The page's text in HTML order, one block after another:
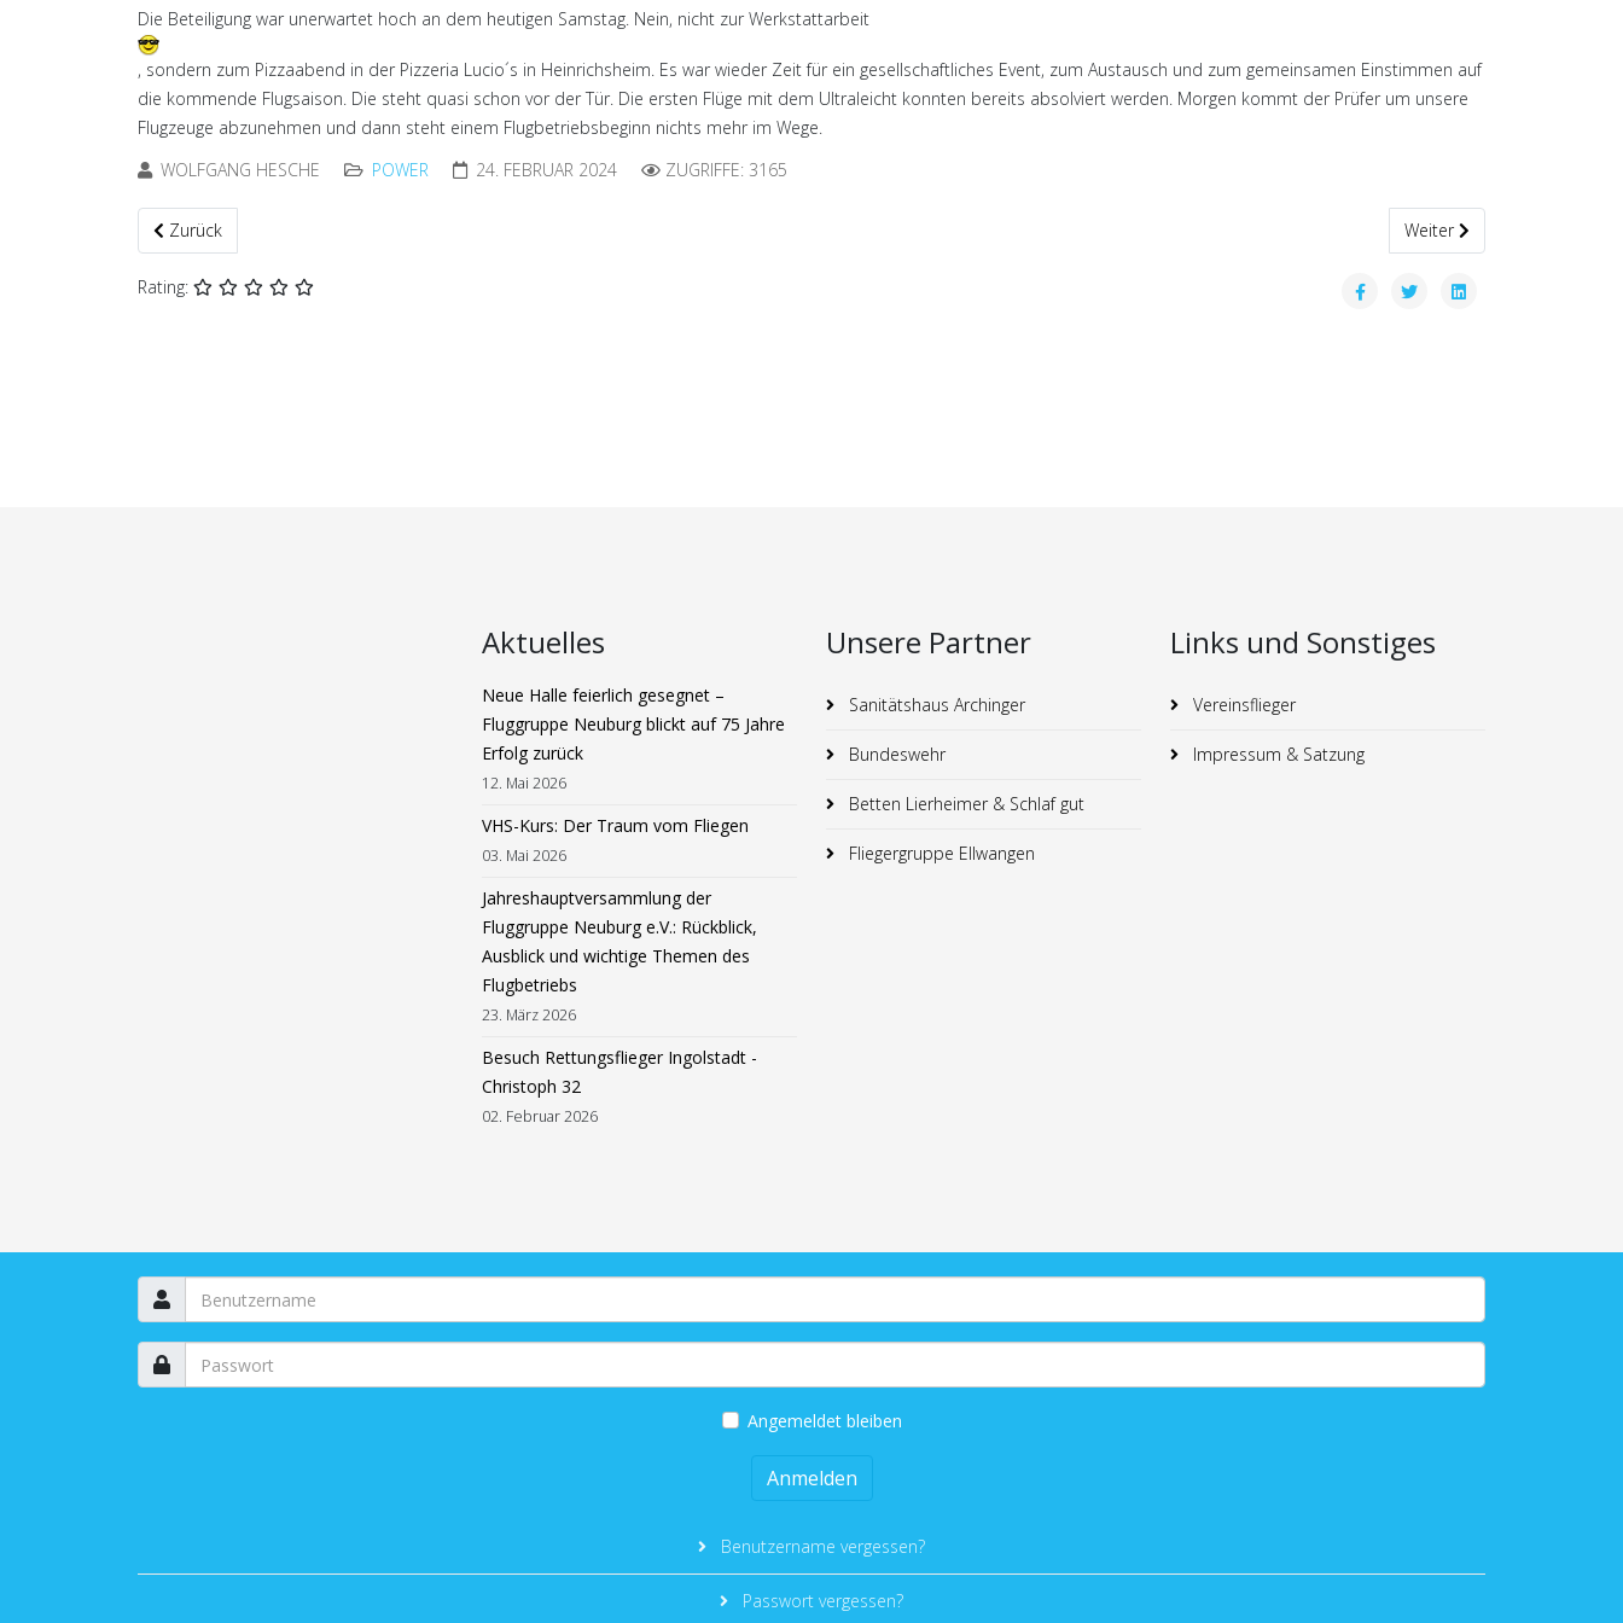
Die Beteiligung war unerwartet hoch an dem heutigen Samstag. Nein, nicht zur Werkstattarbeit
, sondern zum Pizzaabend in der Pizzeria Lucio´s in Heinrichsheim. Es war wieder Zeit für ein gesellschaftliches Event, zum Austausch und zum gemeinsamen Einstimmen auf
die kommende Flugsaison. Die steht quasi schon vor der Tür. Die ersten Flüge mit dem Ultraleicht konnten bereits absolviert werden. Morgen kommt der Prüfer um unsere
Flugzeuge abzunehmen und dann steht einem Flugbetriebsbeginn nichts mehr im Wege.
WOLFGANG HESCHE
POWER 24. FEBRUAR 2024 ZUGRIFFE: 3165
Vorheriger Beitrag: Hurra, der Prüfer der war da!
Zurück Nächster Beitrag: Fly-By
Weiter
Rating:
Aktuelles
Neue Halle feierlich gesegnet –
Fluggruppe Neuburg blickt auf 75 Jahre
Erfolg zurück
12. Mai 2026
VHS-Kurs: Der Traum vom Fliegen
03. Mai 2026
Jahreshauptversammlung der
Fluggruppe Neuburg e.V.: Rückblick,
Ausblick und wichtige Themen des
Flugbetriebs
23. März 2026
Besuch Rettungsflieger Ingolstadt -
Christoph 32
02. Februar 2026
Unsere Partner
Sanitätshaus Archinger
Bundeswehr
Betten Lierheimer & Schlaf gut
Fliegergruppe Ellwangen
Links und Sonstiges
Vereinsflieger
Impressum & Satzung
Angemeldet bleiben
Anmelden
Benutzername vergessen?
Passwort vergessen?